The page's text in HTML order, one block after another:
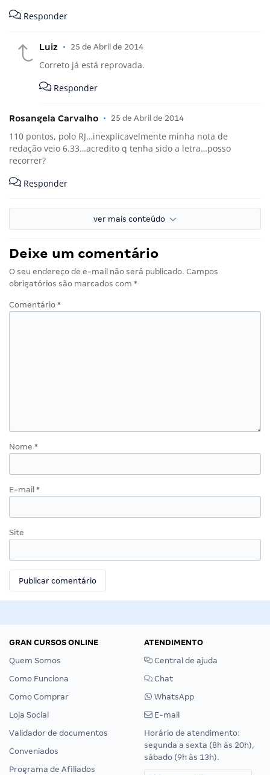
Responder
Luiz • 25 de Abril de 2014
Correto já está reprovada.
Responder
Rosangela Carvalho • 25 de Abril de 2014
110 pontos, polo RJ…inexplicavelmente minha nota de
redação veio 6.33…acredito q tenha sido a letra…posso
recorrer?
Responder
ver mais conteúdo
Deixe um comentário
O seu endereço de e-mail não será publicado. Campos
obrigatórios são marcados com *
Comentário *
Nome *
E-mail *
Site
GRAN CURSOS ONLINE
Quem Somos
Como Funciona
Como Comprar
Loja Social
Validador de documentos
Conveniados
Programa de Afiliados
ATENDIMENTO
Central de ajuda
Chat
WhatsApp
E-mail
Horário de atendimento:
segunda a sexta (8h às 20h),
sábado (9h às 13h).